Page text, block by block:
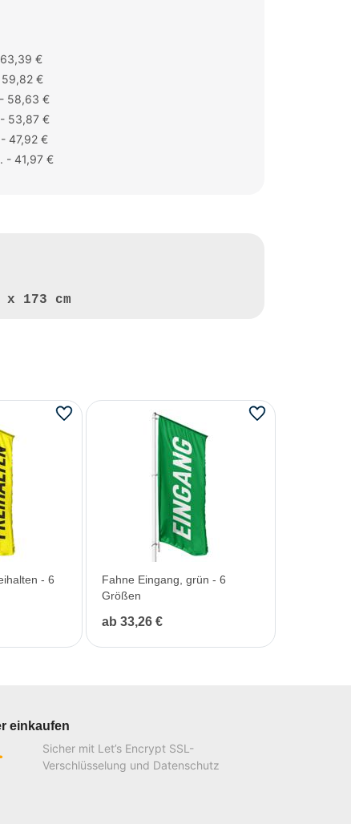
€
€
58,63 €
53,87 €
47,92 €
- 41,97 €
x 173 cm
- 6
Fahne Eingang, grün - 6
Größen
ab 33,26 €
einkaufen
Sicher mit Let’s Encrypt SSL-
Verschlüsselung und Datenschutz